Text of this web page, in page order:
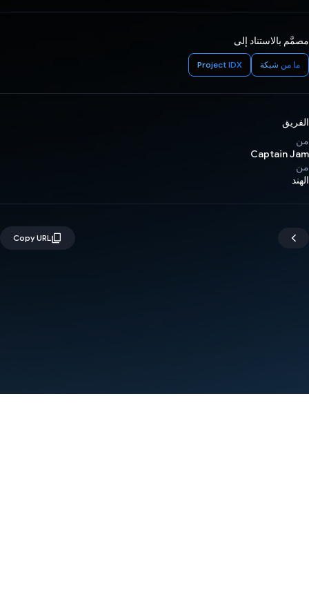
مصمَّم بالاستناد إلى
ما من شبكة Project IDX
الفريق
من
Captain Jam
من
الهند